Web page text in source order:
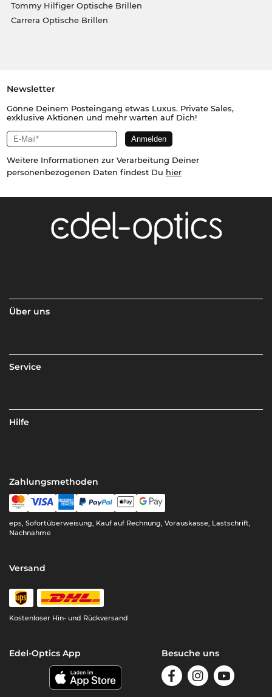
Tommy Hilfiger Optische Brillen
Carrera Optische Brillen
Newsletter
Gönne Deinem Posteingang etwas Luxus. Private Sales,
exklusive Aktionen und mehr warten auf Dich!
Weitere Informationen zur Verarbeitung Deiner
personenbezogenen Daten findest Du hier
Über uns
Service
Hilfe
Zahlungsmethoden
eps, Sofortüberweisung, Kauf auf Rechnung, Vorauskasse, Lastschrift,
Nachnahme
Versand
Kostenloser Hin- und Rückversand
Edel-Optics App Besuche uns